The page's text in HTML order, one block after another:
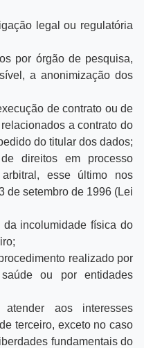
legal ou regulatória
por órgão de pesquisa,
a anonimização dos
de contrato ou de
a contrato do
do titular dos dados;
direitos em processo
esse último nos
de setembro de 1996 (Lei
incolumidade física do
realizado por
ou por entidades
aos interesses
terceiro, exceto no caso
fundamentais do